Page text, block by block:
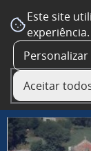
Este site
experiência.
Aceitar